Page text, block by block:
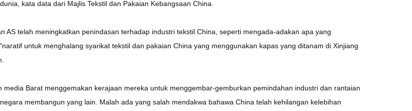
kata data dari Majlis Tekstil dan Pakaian Kebangsaan China.
AS telah meningkatkan penindasan terhadap industri tekstil China, seperti mengada-adakan apa yang
untuk menghalang syarikat tekstil dan pakaian China yang menggunakan kapas yang ditanam di Xinjiang
media Barat menggemakan kerajaan mereka untuk menggembar-gemburkan pemindahan industri dan rantaian
membangun yang lain. Malah ada yang salah mendakwa bahawa China telah kehilangan kelebihan